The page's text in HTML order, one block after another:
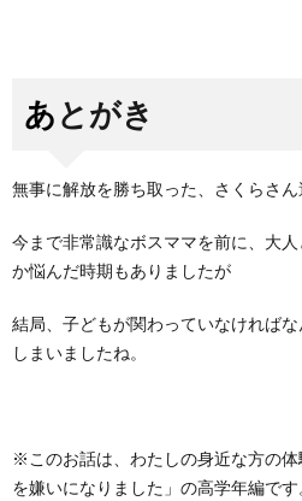
あとがき
無事に解放を勝ち取った、さくらさん
今まで非常識なボスママを前に、大
か悩んだ時期もありましたが
結局、子どもが関わっていなければ
しまいましたね。
※このお話は、わたしの身近な方の
を嫌いになりました」の高学年編です